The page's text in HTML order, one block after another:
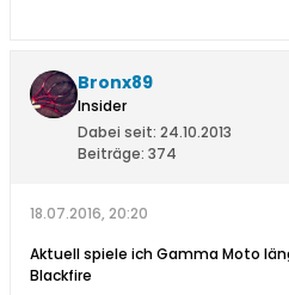
Bronx89
Insider
Dabei seit: 24.10.2013
Beiträge: 374
18.07.2016, 20:20
Aktuell spiele ich Gamma Moto
Blackfire